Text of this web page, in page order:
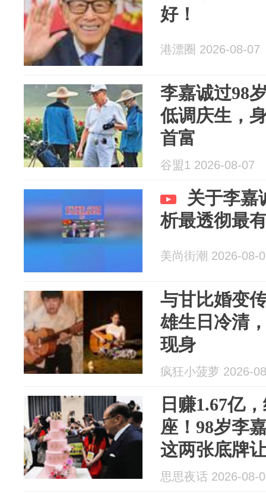
好！
港漂圈 2026-08-07
李嘉诚过98
低调庆生，
首富
谷盟1 2026-08-07
关于李嘉
析最透彻最
美尚街潮 2026-08-
与甘比婚变
雄生日冷清
现身
疯狂小菠萝 2026-
日赚1.67亿
座！98岁李
这两张底牌
思思夜话 2026-08-